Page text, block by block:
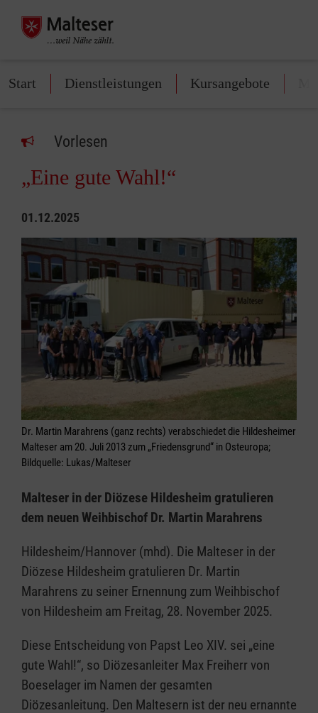
Start Dienstleistungen Kursangebote
Vorlesen
„Eine gute Wahl!“
01.12.2025
Dr. Martin Marahrens (ganz rechts) verabschiedet die Hildesheimer
Malteser am 20. Juli 2013 zum „Friedensgrund“ in Osteuropa;
Bildquelle: Lukas/Malteser
Malteser in der Diözese Hildesheim gratulieren
dem neuen Weihbischof Dr. Martin Marahrens
Hildesheim/Hannover (mhd). Die Malteser in der
Diözese Hildesheim gratulieren Dr. Martin
Marahrens zu seiner Ernennung zum Weihbischof
von Hildesheim am Freitag, 28. November 2025.
Diese Entscheidung von Papst Leo XIV. sei „eine
gute Wahl!“, so Diözesanleiter Max Freiherr von
Boeselager im Namen der gesamten
Diözesanleitung. Den Maltesern ist der neu ernannte